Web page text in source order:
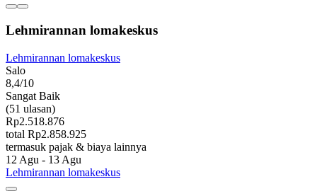
Lehmirannan lomakeskus
Lehmirannan lomakeskus
Salo
8,4/10
Sangat Baik
(51 ulasan)
Rp2.518.876
total Rp2.858.925
termasuk pajak & biaya lainnya
12 Agu - 13 Agu
Lehmirannan lomakeskus